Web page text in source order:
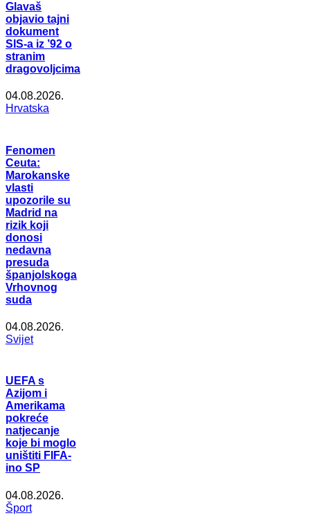
Glavaš
objavio tajni
dokument
SIS-a iz ’92 o
stranim
dragovoljcima
04.08.2026.
Hrvatska
Fenomen
Ceuta:
Marokanske
vlasti
upozorile su
Madrid na
rizik koji
donosi
nedavna
presuda
španjolskoga
Vrhovnog
suda
04.08.2026.
Svijet
UEFA s
Azijom i
Amerikama
pokreće
natjecanje
koje bi moglo
uništiti FIFA-
ino SP
04.08.2026.
Šport